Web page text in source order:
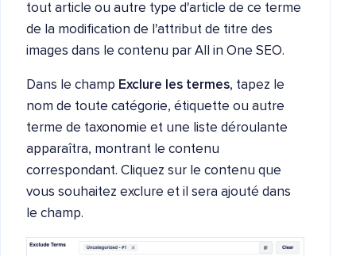
tout article ou autre type d'article de ce terme
de la modification de l'attribut de titre des
images dans le contenu par All in One SEO.
Dans le champ Exclure les termes, tapez le
nom de toute catégorie, étiquette ou autre
terme de taxonomie et une liste déroulante
apparaîtra, montrant le contenu
correspondant. Cliquez sur le contenu que
vous souhaitez exclure et il sera ajouté dans
le champ.